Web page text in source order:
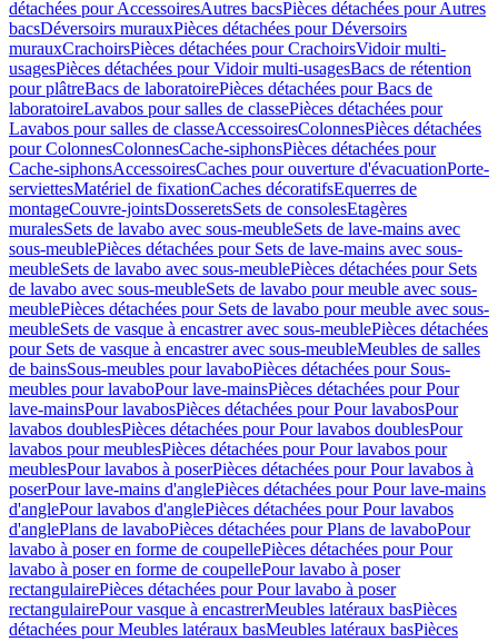
détachées pour AccessoiresAutres bacsPièces détachées pour Autres
bacsDéversoirs murauxPièces détachées pour Déversoirs
murauxCrachoirsPièces détachées pour CrachoirsVidoir multi-
usagesPièces détachées pour Vidoir multi-usagesBacs de rétention
pour plâtreBacs de laboratoirePièces détachées pour Bacs de
laboratoireLavabos pour salles de classePièces détachées pour
Lavabos pour salles de classeAccessoiresColonnesPièces détachées
pour ColonnesColonnesCache-siphonsPièces détachées pour
Cache-siphonsAccessoiresCaches pour ouverture d'évacuationPorte-
serviettesMatériel de fixationCaches décoratifsEquerres de
montageCouvre-jointsDosseretsSets de consolesEtagères
muralesSets de lavabo avec sous-meubleSets de lave-mains avec
sous-meublePièces détachées pour Sets de lave-mains avec sous-
meubleSets de lavabo avec sous-meublePièces détachées pour Sets
de lavabo avec sous-meubleSets de lavabo pour meuble avec sous-
meublePièces détachées pour Sets de lavabo pour meuble avec sous-
meubleSets de vasque à encastrer avec sous-meublePièces détachées
pour Sets de vasque à encastrer avec sous-meubleMeubles de salles
de bainsSous-meubles pour lavaboPièces détachées pour Sous-
meubles pour lavaboPour lave-mainsPièces détachées pour Pour
lave-mainsPour lavabosPièces détachées pour Pour lavabosPour
lavabos doublesPièces détachées pour Pour lavabos doublesPour
lavabos pour meublesPièces détachées pour Pour lavabos pour
meublesPour lavabos à poserPièces détachées pour Pour lavabos à
poserPour lave-mains d'anglePièces détachées pour Pour lave-mains
d'anglePour lavabos d'anglePièces détachées pour Pour lavabos
d'anglePlans de lavaboPièces détachées pour Plans de lavaboPour
lavabo à poser en forme de coupellePièces détachées pour Pour
lavabo à poser en forme de coupellePour lavabo à poser
rectangulairePièces détachées pour Pour lavabo à poser
rectangulairePour vasque à encastrerMeubles latéraux basPièces
détachées pour Meubles latéraux basMeubles latéraux basPièces